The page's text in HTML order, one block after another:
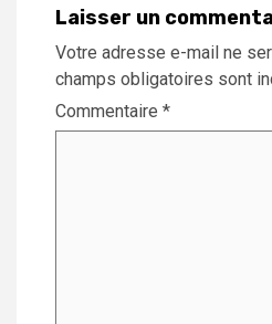
Laisser un
Votre adresse e-mail ne
champs obligatoires sont
Commentaire *